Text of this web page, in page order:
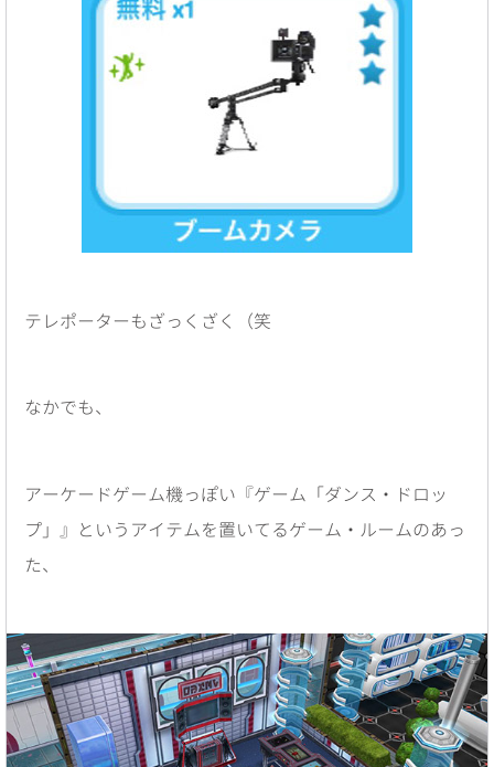
テレポーターもざっくざく（笑
なかでも、
アーケードゲーム機っぽい『ゲーム「ダンス・ドロッ
プ」』というアイテムを置いてるゲーム・ルームのあっ
た、